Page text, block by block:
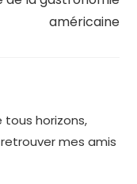
américaine
tous horizons,
mes amis